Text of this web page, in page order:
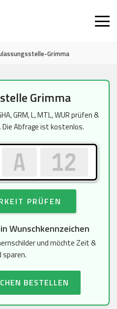
Grimma
Grimma
GRM, L, MTL, WUR prüfen &
Die Abfrage ist kostenlos.
PRÜFEN
Wunschkennzeichen
und möchte Zeit &
sparen.
BESTELLEN